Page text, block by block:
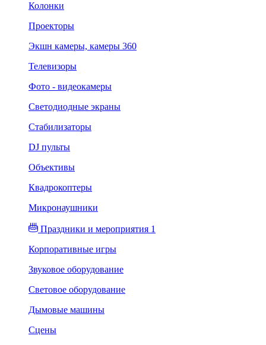
Колонки
Проекторы
Экшн камеры, камеры 360
Телевизоры
Фото - видеокамеры
Светодиодные экраны
Стабилизаторы
DJ пульты
Объективы
Квадрокоптеры
Микронаушники
Праздники и мероприятия 1
Корпоративные игры
Звуковое оборудование
Световое оборудование
Дымовые машины
Сцены